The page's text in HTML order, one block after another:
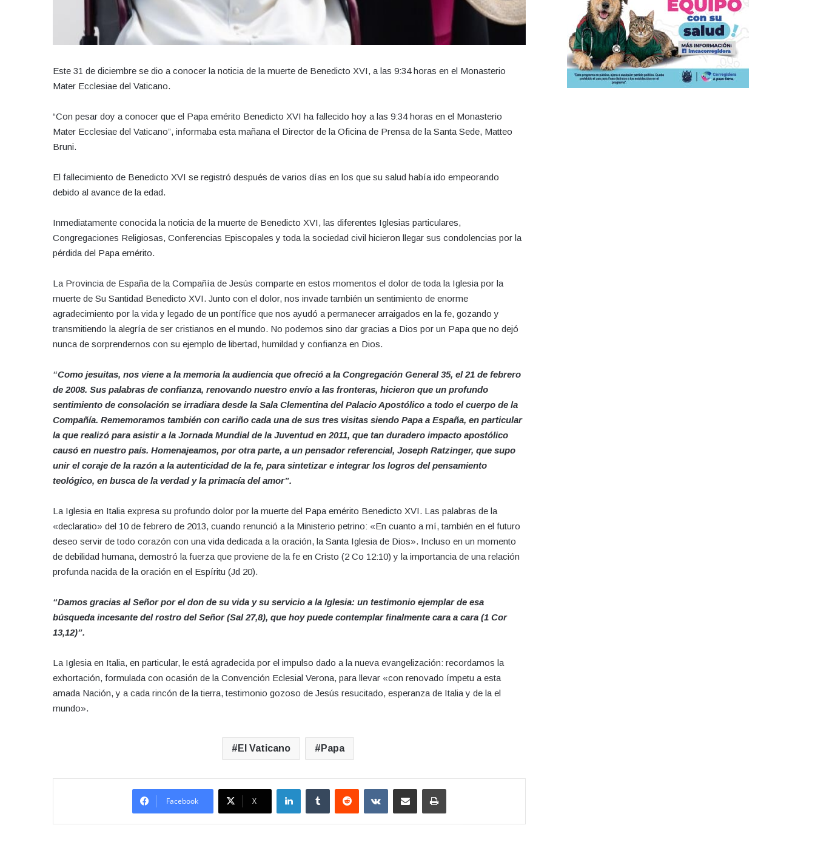
Este 31 de diciembre se dio a conocer la noticia de la muerte de Benedicto XVI, a las 9:34 horas en el Monasterio
Mater Ecclesiae del Vaticano.
“Con pesar doy a conocer que el Papa emérito Benedicto XVI ha fallecido hoy a las 9:34 horas en el Monasterio
Mater Ecclesiae del Vaticano”, informaba esta mañana el Director de la Oficina de Prensa de la Santa Sede, Matteo
Bruni.
El fallecimiento de Benedicto XVI se registró después de varios días en los que su salud había ido empeorando
debido al avance de la edad.
Inmediatamente conocida la noticia de la muerte de Benedicto XVI, las diferentes Iglesias particulares,
Congregaciones Religiosas, Conferencias Episcopales y toda la sociedad civil hicieron llegar sus condolencias por la
pérdida del Papa emérito.
La Provincia de España de la Compañía de Jesús comparte en estos momentos el dolor de toda la Iglesia por la
muerte de Su Santidad Benedicto XVI. Junto con el dolor, nos invade también un sentimiento de enorme
agradecimiento por la vida y legado de un pontífice que nos ayudó a permanecer arraigados en la fe, gozando y
transmitiendo la alegría de ser cristianos en el mundo. No podemos sino dar gracias a Dios por un Papa que no dejó
nunca de sorprendernos con su ejemplo de libertad, humildad y confianza en Dios.
“Como jesuitas, nos viene a la memoria la audiencia que ofreció a la Congregación General 35, el 21 de febrero
de 2008. Sus palabras de confianza, renovando nuestro envío a las fronteras, hicieron que un profundo
sentimiento de consolación se irradiara desde la Sala Clementina del Palacio Apostólico a todo el cuerpo de la
Compañía. Rememoramos también con cariño cada una de sus tres visitas siendo Papa a España, en particular
la que realizó para asistir a la Jornada Mundial de la Juventud en 2011, que tan duradero impacto apostólico
causó en nuestro país. Homenajeamos, por otra parte, a un pensador referencial, Joseph Ratzinger, que supo
unir el coraje de la razón a la autenticidad de la fe, para sintetizar e integrar los logros del pensamiento
teológico, en busca de la verdad y la primacía del amor”.
La Iglesia en Italia expresa su profundo dolor por la muerte del Papa emérito Benedicto XVI. Las palabras de la
«declaratio» del 10 de febrero de 2013, cuando renunció a la Ministerio petrino: «En cuanto a mí, también en el futuro
deseo servir de todo corazón con una vida dedicada a la oración, la Santa Iglesia de Dios». Incluso en un momento
de debilidad humana, demostró la fuerza que proviene de la fe en Cristo (2 Co 12:10) y la importancia de una relación
profunda nacida de la oración en el Espíritu (Jd 20).
“Damos gracias al Señor por el don de su vida y su servicio a la Iglesia: un testimonio ejemplar de esa
búsqueda incesante del rostro del Señor (Sal 27,8), que hoy puede contemplar finalmente cara a cara (1 Cor
13,12)”.
La Iglesia en Italia, en particular, le está agradecida por el impulso dado a la nueva evangelización: recordamos la
exhortación, formulada con ocasión de la Convención Eclesial Verona, para llevar «con renovado ímpetu a esta
amada Nación, y a cada rincón de la tierra, testimonio gozoso de Jesús resucitado, esperanza de Italia y de la el
mundo».
El Vaticano Papa
Facebook X
LinkedInTumblr Reddit VKontakteCompartir por correo electrónicoImprimir